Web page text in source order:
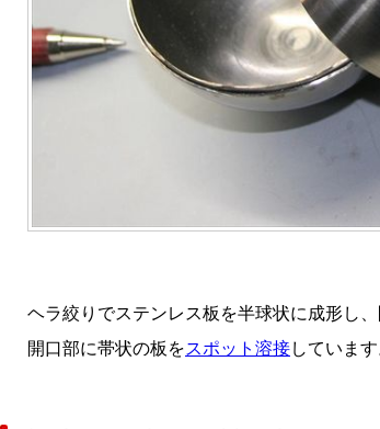
ヘラ絞りでステンレス板を半球状に成形し
開口部に帯状の板をスポット溶接しています